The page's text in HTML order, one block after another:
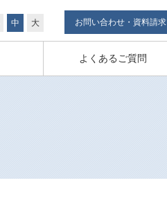
中 大 お問い合わせ・資料請求
よくあるご質問